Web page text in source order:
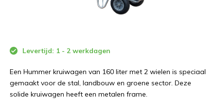
Levertijd: 1 - 2 werkdagen
Een Hummer kruiwagen van 160 liter met 2 wielen is speciaal
gemaakt voor de stal, landbouw en groene sector. Deze
solide kruiwagen heeft een metalen frame.